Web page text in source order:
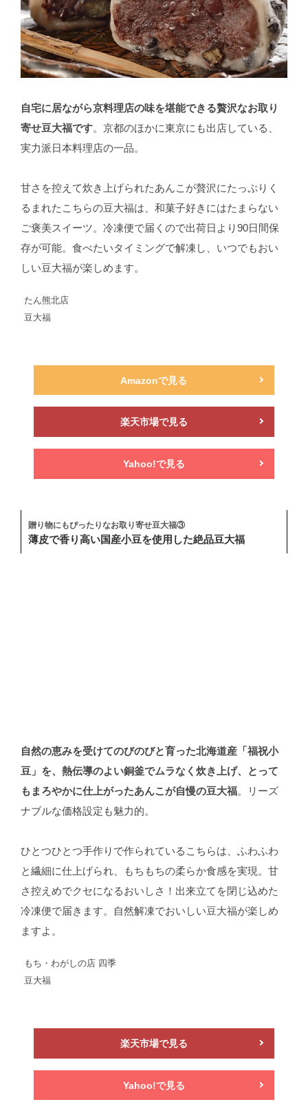
自宅に居ながら京料理店の味を堪能できる贅沢なお取り
寄せ豆大福です。京都のほかに東京にも出店している、
実力派日本料理店の一品。
甘さを控えて炊き上げられたあんこが贅沢にたっぷりく
るまれたこちらの豆大福は、和菓子好きにはたまらない
ご褒美スイーツ。冷凍便で届くので出荷日より90日間保
存が可能。食べたいタイミングで解凍し、いつでもおい
しい豆大福が楽しめます。
たん熊北店
豆大福
Amazonで見る
楽天市場で見る
Yahoo!で見る
贈り物にもぴったりなお取り寄せ豆大福③
薄皮で香り高い国産小豆を使用した絶品豆大福
自然の恵みを受けてのびのびと育った北海道産「福祝小
豆」を、熱伝導のよい銅釜でムラなく炊き上げ、とって
もまろやかに仕上がったあんこが自慢の豆大福。リーズ
ナブルな価格設定も魅力的。
ひとつひとつ手作りで作られているこちらは、ふわふわ
と繊細に仕上げられ、もちもちの柔らか食感を実現。甘
さ控えめでクセになるおいしさ！出来立てを閉じ込めた
冷凍便で届きます。自然解凍でおいしい豆大福が楽しめ
ますよ。
もち・わがしの店 四季
豆大福
楽天市場で見る
Yahoo!で見る